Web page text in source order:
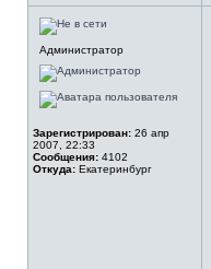
Администратор
Зарегистрирован: 26 апр
2007, 22:33
Сообщения: 4102
Откуда: Екатеринбург